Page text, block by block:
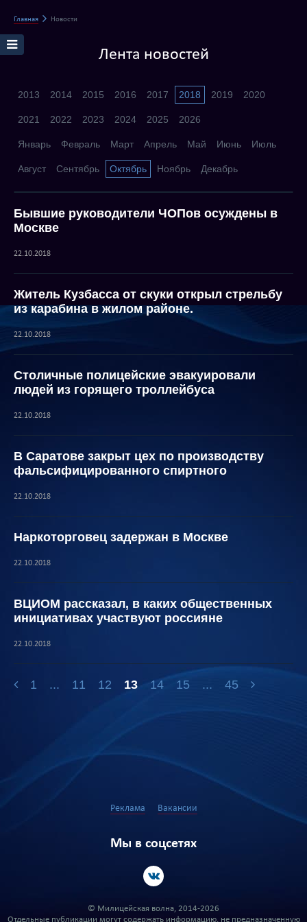
Главная Новости
Лента новостей
2013 2014 2015 2016 2017 2018 2019 2020
2021 2022 2023 2024 2025 2026
Январь Февраль Март Апрель Май Июнь Июль
Август Сентябрь Октябрь Ноябрь Декабрь
Бывшие руководители ЧОПов осуждены в
Москве
22.10.2018
Житель Кузбасса от скуки открыл стрельбу
из карабина в жилом районе.
22.10.2018
Столичные полицейские эвакуировали
людей из горящего троллейбуса
22.10.2018
В Саратове закрыт цех по производству
фальсифицированного спиртного
22.10.2018
Наркоторговец задержан в Москве
22.10.2018
ВЦИОМ рассказал, в каких общественных
инициативах участвуют россияне
22.10.2018
1 ... 11 12 13 14 15 ... 45
Реклама Вакансии
Мы в соцсетях
© Милицейская волна, 2014-2026
Отдельные публикации могут содержать информацию, не предназначенную